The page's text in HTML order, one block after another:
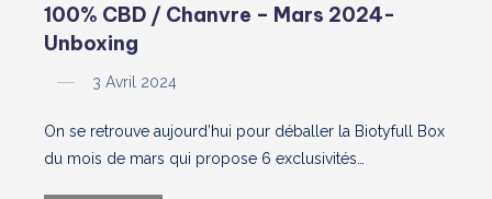
100% CBD / Chanvre – Mars 2024-
Unboxing
3 Avril 2024
On se retrouve aujourd’hui pour déballer la Biotyfull Box
du mois de mars qui propose 6 exclusivités…